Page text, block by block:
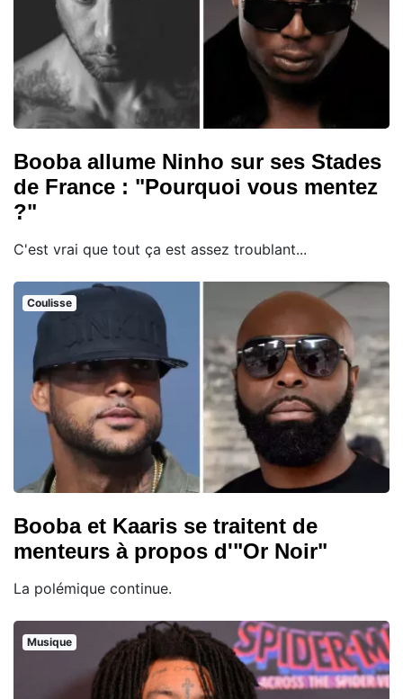
Booba allume Ninho sur ses Stades
de France : "Pourquoi vous mentez
?"
C'est vrai que tout ça est assez troublant...
Coulisse
Booba et Kaaris se traitent de
menteurs à propos d'"Or Noir"
La polémique continue.
Musique